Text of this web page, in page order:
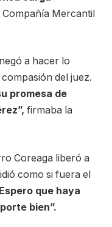
Mercantil
a hacer lo
del juez.
promesa de
firmaba la
Coreaga liberó a
como si fuera el
que haya
bien”.